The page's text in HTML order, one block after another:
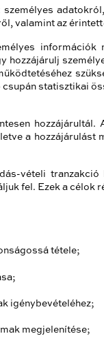
valamint az
statisztikai
a
vételi
fel. Ezek a célok
tétele;
igénybevételéhez;
megjelenítése;